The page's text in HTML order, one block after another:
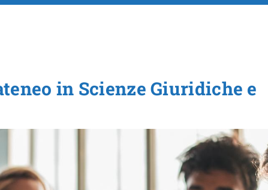
Salta al contenuto principale
in Scienze Giuridiche e